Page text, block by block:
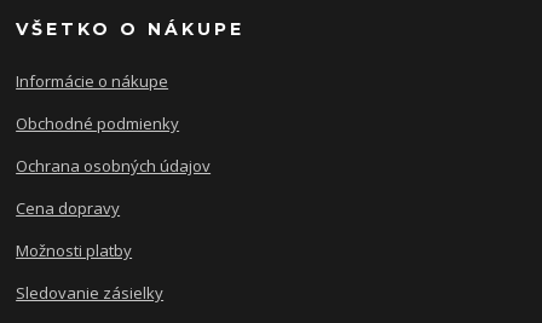
VŠETKO O NÁKUPE
Informácie o nákupe
Obchodné podmienky
Ochrana osobných údajov
Cena dopravy
Možnosti platby
Sledovanie zásielky